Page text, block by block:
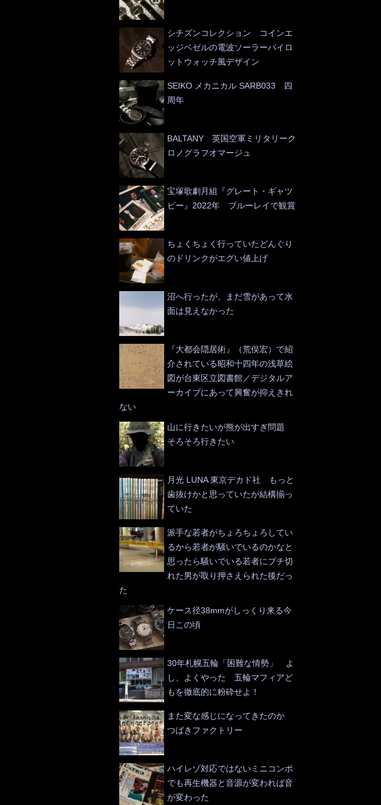
シチズンコレクション コインエ
ッジベゼルの電波ソーラーパイロ
ットウォッチ風デザイン
SEIKO メカニカル SARB033 四
周年
BALTANY 英国空軍ミリタリーク
ロノグラフオマージュ
宝塚歌劇月組『グレート・ギャツ
ビー』2022年 ブルーレイで観賞
ちょくちょく行っていたどんぐり
のドリンクがエグい値上げ
沼へ行ったが、まだ雪があって水
面は見えなかった
『大都会隠居術』（荒俣宏）で紹
介されている昭和十四年の浅草絵
図が台東区立図書館／デジタルア
ーカイブにあって興奮が抑えきれ
ない
山に行きたいが熊が出すぎ問題
そろそろ行きたい
月光 LUNA 東京デカド社 もっと
歯抜けかと思っていたが結構揃っ
ていた
派手な若者がちょろちょろしてい
るから若者が騒いでいるのかなと
思ったら騒いでいる若者にブチ切
れた男が取り押さえられた後だっ
た
ケース径38mmがしっくり来る今
日この頃
30年札幌五輪「困難な情勢」 よ
し、よくやった 五輪マフィアど
もを徹底的に粉砕せよ！
また変な感じになってきたのか
つばきファクトリー
ハイレゾ対応ではないミニコンポ
でも再生機器と音源が変われば音
が変わった